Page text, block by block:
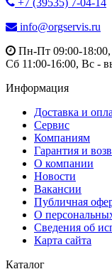
info@orgservis.ru
Пн-Пт 09:00-18:00,
Сб 11:00-16:00, Вс -
Информация
Доставка и
Сервис
Компаниям
Гарантия и
О компании
Новости
Вакансии
Публичная
О
Сведения об
Карта сайта
Каталог